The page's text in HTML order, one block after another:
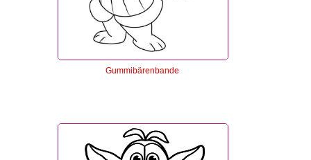
Gummibärenbande